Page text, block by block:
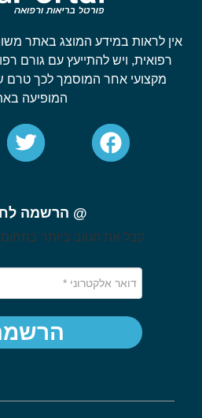
אין לראות במידע המוצג באתר
רפואית, ויש להתייעץ עם גורם
מקצועי אחר המוסמך לכך טרם
המופיעה
@ הרשמה
קבל את הטוב ביותר בתחום